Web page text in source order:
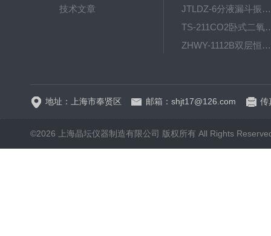
技术文章
JTLDZ-6分液漏斗振荡器
TS-211CO2卧式
ZHWY-1112B双层恒温培养摇床
地址：上海市奉贤区 邮箱：shjt17@126.com 传
©2026 上海晶坛仪器制造有限公司 版权所有 All Rights